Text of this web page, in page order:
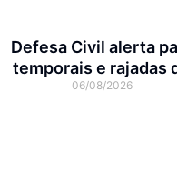
Defesa Civil alerta
temporais e rajadas
vento de até 70 km/h
06/08/2026